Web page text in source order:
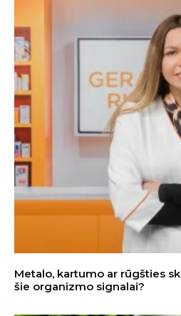
Metalo, kartumo ar rūgšties
šie organizmo signalai?